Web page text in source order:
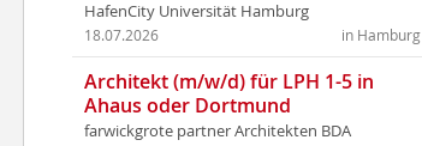
HafenCity Universität Hamburg
in Hamburg
18.07.2026
Architekt (m/w/d) für LPH 1-5 in
Ahaus oder Dortmund
farwickgrote partner Architekten BDA